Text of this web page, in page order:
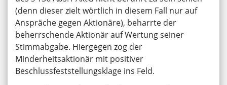
(denn dieser zielt wörtlich in diesem Fall nur auf
Anspräche gegen Aktionäre), beharrte der
beherrschende Aktionär auf Wertung seiner
Stimmabgabe. Hiergegen zog der
Minderheitsaktionär mit positiver
Beschlussfeststellungsklage ins Feld.